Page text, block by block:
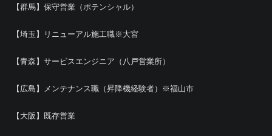
【群馬】保守営業（ポテンシャル）
【埼玉】リニューアル施工職※大宮
【青森】サービスエンジニア（八戸営業所）
【広島】メンテナンス職（昇降機経験者）※福山市
【大阪】既存営業